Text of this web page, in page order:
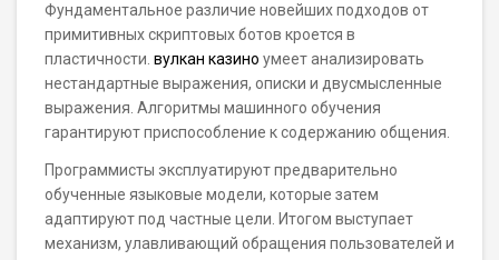
Фундаментальное различие новейших подходов от
примитивных скриптовых ботов кроется в
пластичности. вулкан казино умеет анализировать
нестандартные выражения, описки и двусмысленные
выражения. Алгоритмы машинного обучения
гарантируют приспособление к содержанию общения.
Программисты эксплуатируют предварительно
обученные языковые модели, которые затем
адаптируют под частные цели. Итогом выступает
механизм, улавливающий обращения пользователей и